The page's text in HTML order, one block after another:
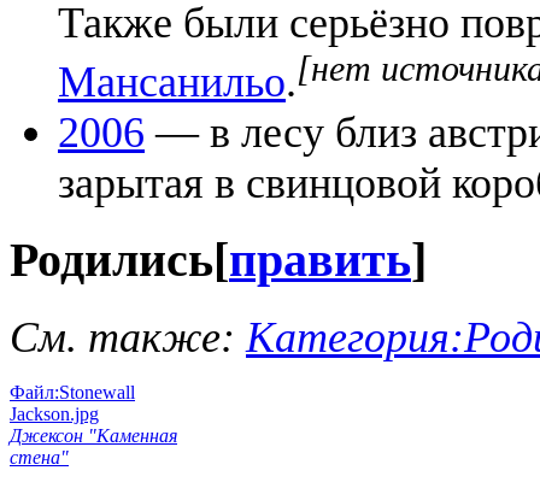
Также были серьёзно
Мансанильо.[нет
2006 — в лесу близ
зарытая в свинцовой
Родились[править]
См. также:
Файл:Stonewall
Jackson.jpg
Джексон "Каменная
стена"